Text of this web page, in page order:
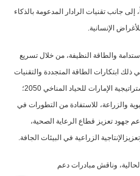
عالية تصل حتى عمق 25 متراً، إلى جانب تقنيات الرادار المدعومة بالذكاء
الإنسانية.
والطاقة النظيفة، من خلال تسريع
ابتكارات الطاقة المتجددة والتقنيات
الفعّالة في مجال الطاقة، دعماً لأهداف إستراتيجية الإمارات للحياد المناخي 2050؛
والزراعة، للاستفادة من التطورات في
جهود تعزيز قطاع الرعاية الصحية،
الزراعية في البيئات الجافة.
وناقش مبادرات دعم